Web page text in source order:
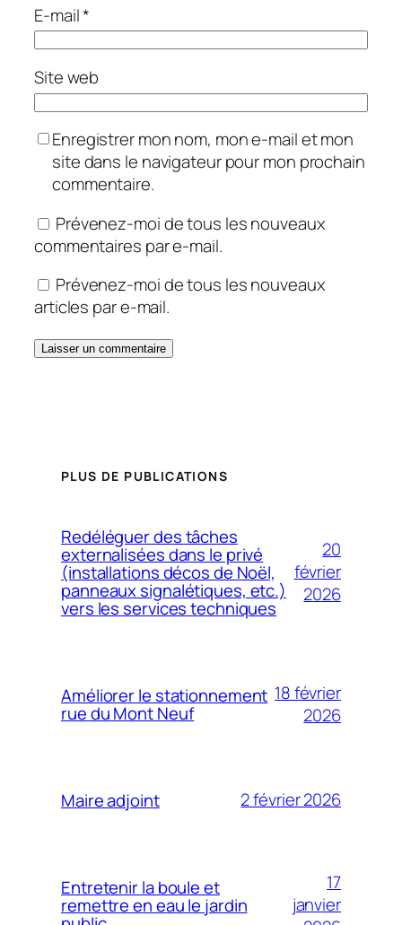
E-mail*
Site web
Enregistrer mon nom, mon e-mail et mon
site dans le navigateur pour mon prochain
commentaire.
Prévenez-moi de tous les nouveaux
commentaires par e-mail.
Prévenez-moi de tous les nouveaux
articles par e-mail.
PLUS DE PUBLICATIONS
Redéléguer des tâches
externalisées dans le privé
(installations décos de Noël,
panneaux signalétiques, etc.)
vers les services techniques
20
février
2026
Améliorer le stationnement
rue du Mont Neuf
18 février
2026
Maire adjoint 2 février 2026
Entretenir la boule et
remettre en eau le jardin
17
janvier